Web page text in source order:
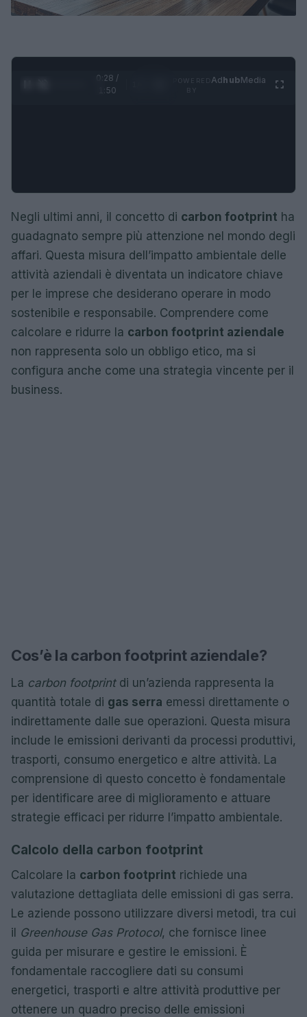
0:29 /
1:50
AdhubMedia
Negli ultimi anni, il concetto di carbon footprint ha
guadagnato sempre più attenzione nel mondo degli
affari. Questa misura dell’impatto ambientale delle
attività aziendali è diventata un indicatore chiave
per le imprese che desiderano operare in modo
sostenibile e responsabile. Comprendere come
calcolare e ridurre la carbon footprint aziendale
non rappresenta solo un obbligo etico, ma si
configura anche come una strategia vincente per il
business.
Cos’è la carbon footprint aziendale?
La carbon footprintdi un’azienda rappresenta la
quantità totale di gas serra emessi direttamente o
indirettamente dalle sue operazioni. Questa misura
include le emissioni derivanti da processi produttivi,
trasporti, consumo energetico e altre attività. La
comprensione di questo concetto è fondamentale
per identificare aree di miglioramento e attuare
strategie efficaci per ridurre l’impatto ambientale.
Calcolo della carbon footprint
Calcolare la carbon footprint richiede una
valutazione dettagliata delle emissioni di gas serra.
Le aziende possono utilizzare diversi metodi, tra cui
il Greenhouse Gas Protocol, che fornisce linee
guida per misurare e gestire le emissioni. È
fondamentale raccogliere dati su consumi
energetici, trasporti e altre attività produttive per
ottenere un quadro preciso delle emissioni